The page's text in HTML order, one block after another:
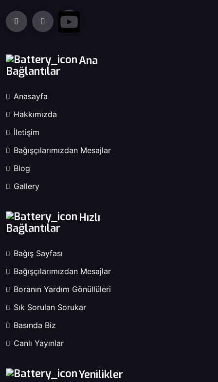
Ana
Bağlantılar
Anasayfa
Hakkımızda
İletişim
Bağışçılarımızdan Mesajlar
Blog
Gallery
Hızlı
Bağlantılar
Bağış Sayfası
Bağışçılarımızdan Mesajlar
Boranın Yardım Gönüllüleri
Sık Sorulan Sorukar
Basında Biz
Canlı Yayınlar
Yenilikler